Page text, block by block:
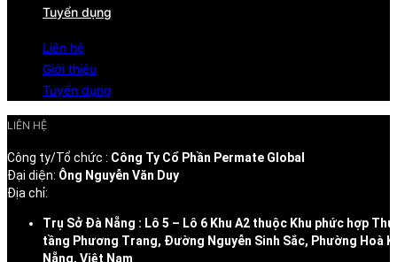
Tuyển dụng
Liên hệ
Giới thiệu
Tuyển dụng
LIÊN HỆ
Công ty/Tổ chức : Công Ty Cổ Phần Permate Global
Đại diện: Ông Nguyễn Văn Duy
Địa chỉ:
Trụ Sở Đà Nẵng : Lô 5 – Lô 6 Khu A2 thuộc Khu phức hợp
tầng Phương Trang, Đường Nguyễn Sinh Sắc, Phường Hoà
Nẵng, Việt Nam